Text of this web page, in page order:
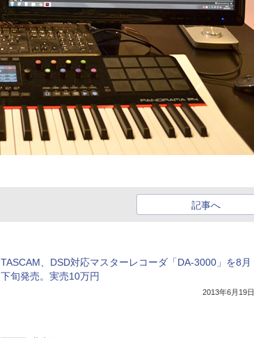
記事へ
TASCAM、DSD対応マスターレコーダ「DA-3000」を8月
下旬発売。実売10万円
2013年6月19日